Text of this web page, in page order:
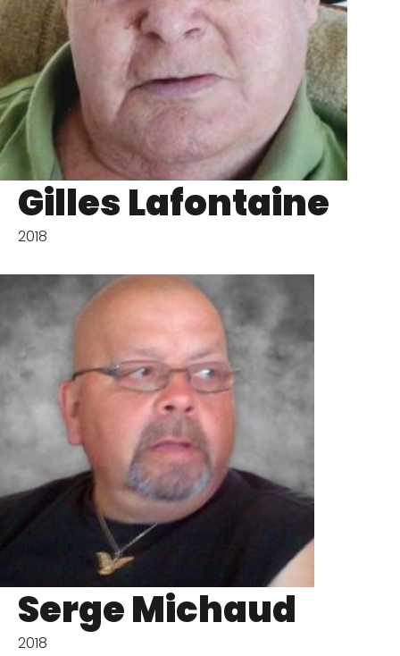
Gilles Lafontaine
2018
Serge Michaud
2018